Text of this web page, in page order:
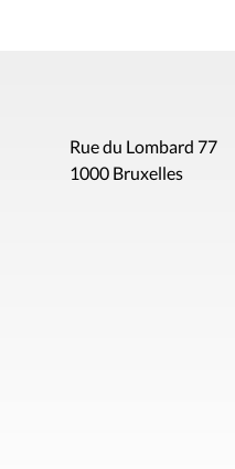
Rue du Lombard 77
1000 Bruxelles